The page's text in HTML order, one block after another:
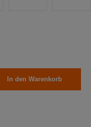
In den Warenkorb